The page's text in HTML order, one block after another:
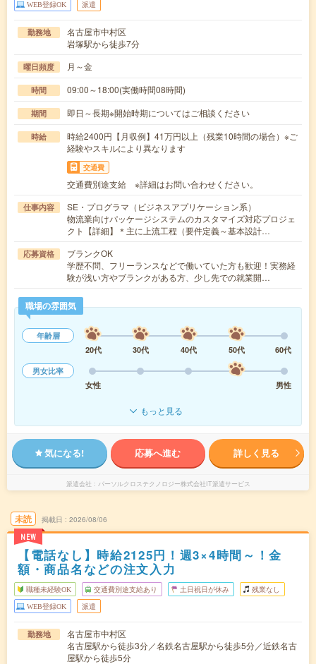
WEB登録OK 派遣
勤務地
名古屋市中村区
岩塚駅から徒歩7分
曜日頻度 月～金
時間 09:00～18:00(実働時間08時間)
期間 即日～長期※開始時期についてはご相談ください
時給
時給2400円【月収例】41万円以上（残業10時間の場合）※ご
経験やスキルにより異なります
交通費
交通費別途支給 ※詳細はお問い合わせください。
仕事内容
SE・プログラマ（ビジネスアプリケーション系）
物流業向けパッケージシステムのカスタマイズ対応プロジェ
クト【詳細】＊主に上流工程（要件定義～基本設計…
応募資格
ブランクOK
学歴不問、フリーランスなどで働いていた方も歓迎！実務経
験が浅い方やブランクがある方、少し先での就業開…
職場の雰囲気
年齢層
20代
30代 40代 50代
60代
男女比率
女性
男性
もっと見る
気になる! 応募へ進む 詳しく見る
派遣会社 パーソルクロステクノロジー株式会社IT派遣サービス
未読
NEW
掲載日 2026/08/06
【電話なし】時給2125円！週3×4時間～！金
額・商品名などの注文入力
職種未経験OK 交通費別途支給あり 土日祝日が休み 残業なし
WEB登録OK 派遣
勤務地
名古屋市中村区
名古屋駅から徒歩3分／名鉄名古屋駅から徒歩5分／近鉄名古
屋駅から徒歩5分